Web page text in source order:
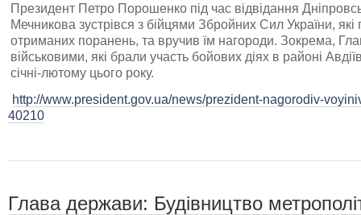
Президент Петро Порошенко під час відвідання
Мечникова зустрівся з бійцями Збройних Сил України, які
отриманих поранень, та вручив їм нагороди. Зокрема,
військовими, які брали участь бойових діях в районі
січні-лютому цього року.
http://www.president.gov.ua/news/prezident-nagorodiv-
40210
Глава держави: Будівництво